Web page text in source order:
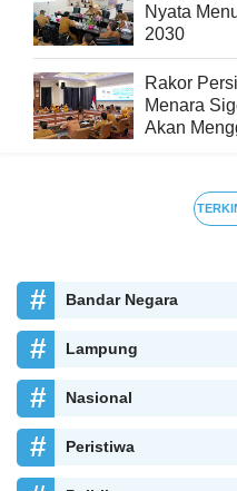
Nyata
2030
Rakor
Menara
Akan
Bandar Negara
Lampung
Nasional
Peristiwa